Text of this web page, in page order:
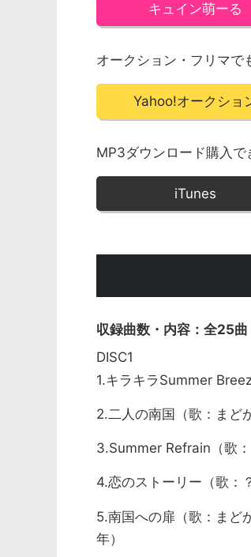
キュイン萌ーる
オークション・フリマで
Yahoo!オークショ
MP3ダウンロード購入
iTunes
全25曲
DISC1
1.キラキラSummer
2.二人の南国（歌：まど
3.Summer Refrain（歌
4.恋のストーリー（歌：
5.南国への扉（歌：まど
年）